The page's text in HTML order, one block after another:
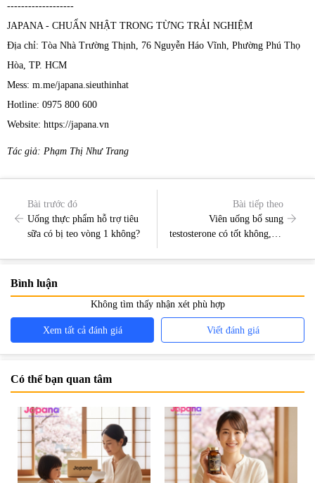
-------------------
JAPANA - CHUẨN NHẬT TRONG TỪNG TRẢI NGHIỆM
Địa chỉ: Tòa Nhà Trường Thịnh, 76 Nguyễn Háo Vĩnh, Phường Phú Thọ
Hòa, TP. HCM
Mess: m.me/japana.sieuthinhat
Hotline: 0975 800 600
Website: https://japana.vn
Tác giả: Phạm Thị Như Trang
Bài trước đó
Uống thực phẩm hỗ trợ tiêu
sữa có bị teo vòng 1 không?
Bài tiếp theo
Viên uống bổ sung
testosterone có tốt không, có
Bình luận
Không tìm thấy nhận xét phù hợp
Xem tất cả đánh giá Viết đánh giá
Có thể bạn quan tâm